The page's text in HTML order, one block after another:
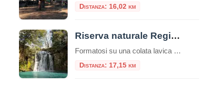
Distanza: 16,02 km
Riserva naturale Regionale Selva di Lamone
Formatosi su una colata lavica risalente al periodo compreso fra 150.000 e 50.000 anni fa, la Riserva naturale Regionale Selva di Lamone si estende su circa duemila ettari lungo il confine tra il Lazio e la Toscana, nel Comune di Farnese. La carat
Distanza: 17,15 km